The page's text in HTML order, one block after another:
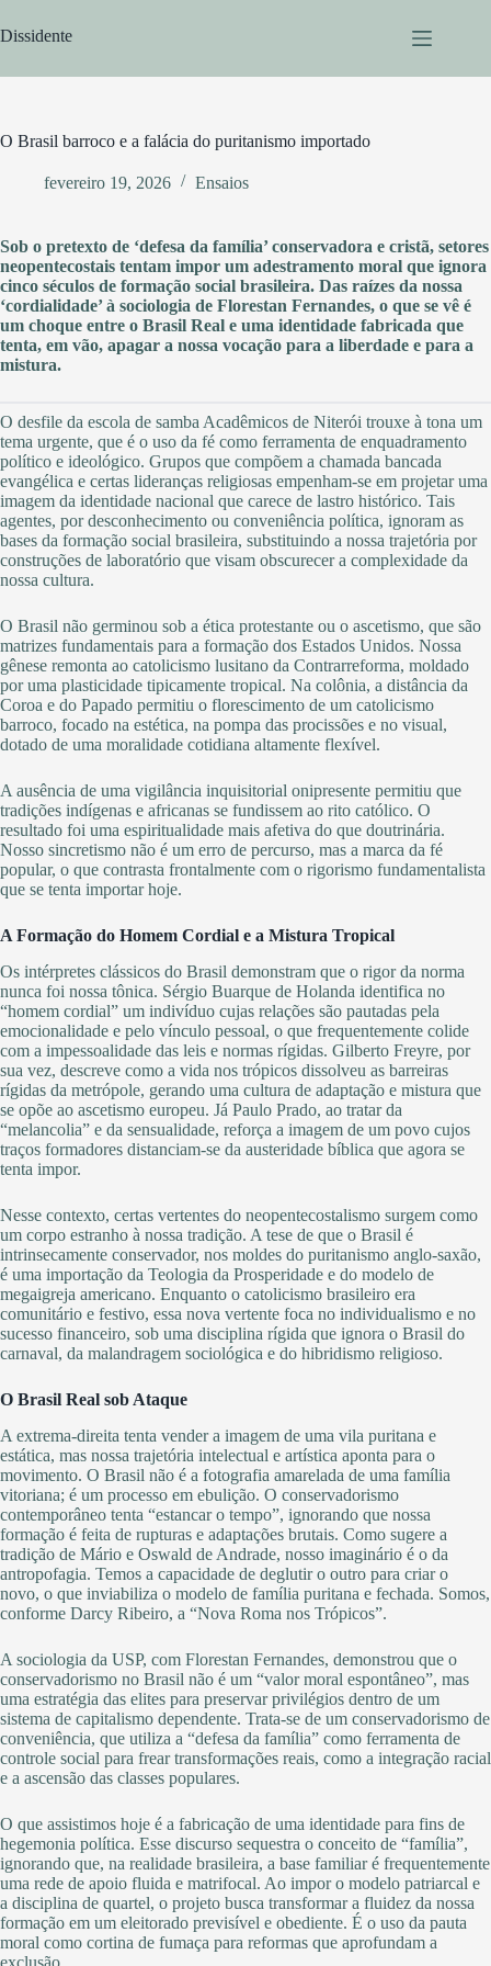
para
o
Dissidente
O Brasil barroco e a falácia do puritanismo importado
fevereiro 19, 2026 Ensaios
Sob o pretexto de ‘defesa da família’ conservadora e cristã, setores
neopentecostais tentam impor um adestramento moral que ignora
cinco séculos de formação social brasileira. Das raízes da nossa
‘cordialidade’ à sociologia de Florestan Fernandes, o que se vê é
um choque entre o Brasil Real e uma identidade fabricada que
tenta, em vão, apagar a nossa vocação para a liberdade e para a
mistura.
O desfile da escola de samba Acadêmicos de Niterói trouxe à tona um
tema urgente, que é o uso da fé como ferramenta de enquadramento
político e ideológico. Grupos que compõem a chamada bancada
evangélica e certas lideranças religiosas empenham-se em projetar uma
imagem da identidade nacional que carece de lastro histórico. Tais
agentes, por desconhecimento ou conveniência política, ignoram as
bases da formação social brasileira, substituindo a nossa trajetória por
construções de laboratório que visam obscurecer a complexidade da
nossa cultura.
O Brasil não germinou sob a ética protestante ou o ascetismo, que são
matrizes fundamentais para a formação dos Estados Unidos. Nossa
gênese remonta ao catolicismo lusitano da Contrarreforma, moldado
por uma plasticidade tipicamente tropical. Na colônia, a distância da
Coroa e do Papado permitiu o florescimento de um catolicismo
barroco, focado na estética, na pompa das procissões e no visual,
dotado de uma moralidade cotidiana altamente flexível.
A ausência de uma vigilância inquisitorial onipresente permitiu que
tradições indígenas e africanas se fundissem ao rito católico. O
resultado foi uma espiritualidade mais afetiva do que doutrinária.
Nosso sincretismo não é um erro de percurso, mas a marca da fé
popular, o que contrasta frontalmente com o rigorismo fundamentalista
que se tenta importar hoje.
A Formação do Homem Cordial e a Mistura Tropical
Os intérpretes clássicos do Brasil demonstram que o rigor da norma
nunca foi nossa tônica. Sérgio Buarque de Holanda identifica no
“homem cordial” um indivíduo cujas relações são pautadas pela
emocionalidade e pelo vínculo pessoal, o que frequentemente colide
com a impessoalidade das leis e normas rígidas. Gilberto Freyre, por
sua vez, descreve como a vida nos trópicos dissolveu as barreiras
rígidas da metrópole, gerando uma cultura de adaptação e mistura que
se opõe ao ascetismo europeu. Já Paulo Prado, ao tratar da
“melancolia” e da sensualidade, reforça a imagem de um povo cujos
traços formadores distanciam-se da austeridade bíblica que agora se
tenta impor.
Nesse contexto, certas vertentes do neopentecostalismo surgem como
um corpo estranho à nossa tradição. A tese de que o Brasil é
intrinsecamente conservador, nos moldes do puritanismo anglo-saxão,
é uma importação da Teologia da Prosperidade e do modelo de
megaigreja americano. Enquanto o catolicismo brasileiro era
comunitário e festivo, essa nova vertente foca no individualismo e no
sucesso financeiro, sob uma disciplina rígida que ignora o Brasil do
carnaval, da malandragem sociológica e do hibridismo religioso.
O Brasil Real sob Ataque
A extrema-direita tenta vender a imagem de uma vila puritana e
estática, mas nossa trajetória intelectual e artística aponta para o
movimento. O Brasil não é a fotografia amarelada de uma família
vitoriana; é um processo em ebulição. O conservadorismo
contemporâneo tenta “estancar o tempo”, ignorando que nossa
formação é feita de rupturas e adaptações brutais. Como sugere a
tradição de Mário e Oswald de Andrade, nosso imaginário é o da
antropofagia. Temos a capacidade de deglutir o outro para criar o
novo, o que inviabiliza o modelo de família puritana e fechada. Somos,
conforme Darcy Ribeiro, a “Nova Roma nos Trópicos”.
A sociologia da USP, com Florestan Fernandes, demonstrou que o
conservadorismo no Brasil não é um “valor moral espontâneo”, mas
uma estratégia das elites para preservar privilégios dentro de um
sistema de capitalismo dependente. Trata-se de um conservadorismo de
conveniência, que utiliza a “defesa da família” como ferramenta de
controle social para frear transformações reais, como a integração racial
e a ascensão das classes populares.
O que assistimos hoje é a fabricação de uma identidade para fins de
hegemonia política. Esse discurso sequestra o conceito de “família”,
ignorando que, na realidade brasileira, a base familiar é frequentemente
uma rede de apoio fluida e matrifocal. Ao impor o modelo patriarcal e
a disciplina de quartel, o projeto busca transformar a fluidez da nossa
formação em um eleitorado previsível e obediente. É o uso da pauta
moral como cortina de fumaça para reformas que aprofundam a
exclusão.